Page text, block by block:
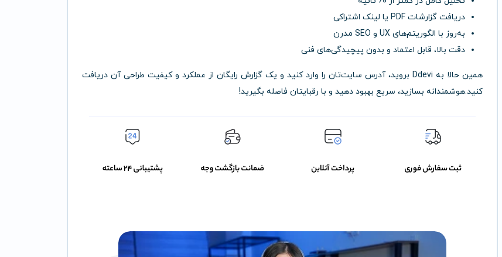
دریافت گزارشات PDF یا لینک اشتراکی
به‌روز با الگوریتم‌های UX و SEO مدرن
دقت بالا، قابل اعتماد و بدون پیچیدگی‌های فنی
همین حالا به Ddevi بروید، آدرس سایت‌تان را وارد کنید و یک گزارش رایگان از عملکرد و کیفیت طراحی آن دریافت
کنید.هوشمندانه بسازید، سریع بهبود دهید و با رقبایتان فاصله بگیرید!